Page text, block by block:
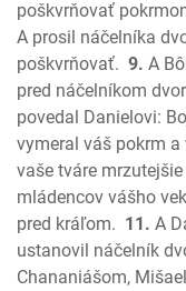
Jonáš
Micheáš
Nahum
Abakuk
Sofoniáš
Aggeus
Zachariáš
Malachiáš
Nový
poškvrňovať
A prosil náčelníka
poškvrňovať. 9. A
pred náčelníkom
povedal Danielovi:
vymeral váš pokrm
vaše tváre
mládencov vášho
pred kráľom. 11. A
ustanovil náčelník
Chananiášom,